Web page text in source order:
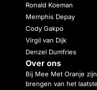
Ronald Koeman
Memphis Depay
Cody Gakpo
Virgil van Dijk
Denzel Dumfries
Over ons
Bij Mee Met Oranje
brengen van het